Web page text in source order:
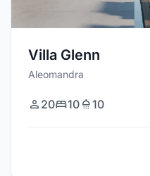
Villa Glenn
Aleomandra
20 10 10